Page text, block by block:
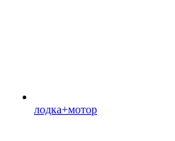
лодка+мотор